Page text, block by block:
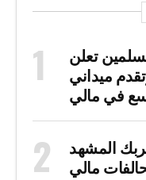
تعلن
ميداني
في مالي
المشهد
مالي